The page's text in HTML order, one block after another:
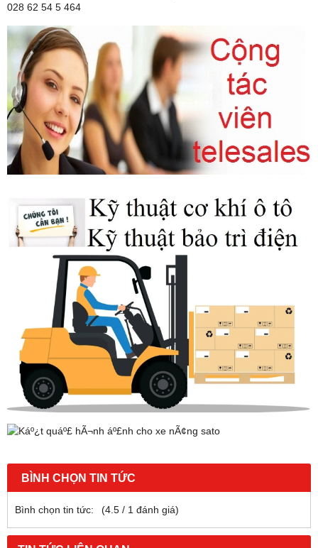
028 62 54 5 464
BÌNH CHỌN TIN TỨC
Bình chọn tin tức: (4.5 / 1 đánh giá)